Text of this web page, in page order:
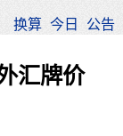
换算 今日 公告
汇牌价